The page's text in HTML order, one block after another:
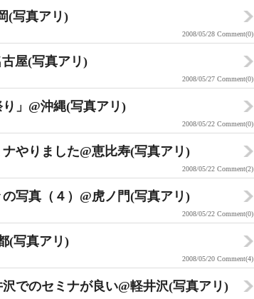
(写真アリ)
2008/05/28 Comment(0)
屋(写真アリ)
2008/05/27 Comment(0)
」@沖縄(写真アリ)
2008/05/22 Comment(0)
やりました@恵比寿(写真アリ)
2008/05/22 Comment(2)
写真（４）@虎ノ門(写真アリ)
2008/05/22 Comment(0)
(写真アリ)
2008/05/20 Comment(4)
でのセミナが良い@軽井沢(写真アリ)